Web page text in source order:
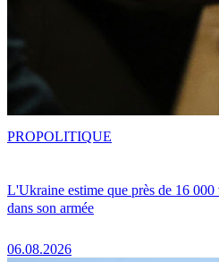
L'Ukraine estime que près de 16 000
dans son armée
06.08.2026
PROPOLITIQUE